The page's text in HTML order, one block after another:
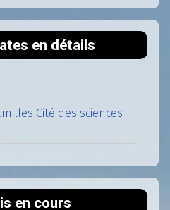
en détails
Cité des sciences
en cours